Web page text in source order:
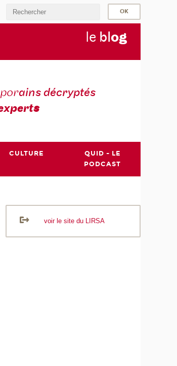
le blog
ains décryptés
s
CULTURE
QUID - LE
PODCAST
voir le site du LIRSA